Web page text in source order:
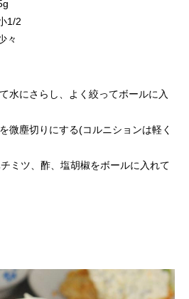
水にさらし、よく絞ってボールに入
微塵切りにする(コルニションは軽く
ミツ、酢、塩胡椒をボールに入れて